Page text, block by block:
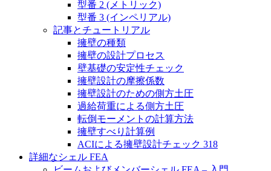
型番 2 (メトリック)
型番 3 (インペリアル)
記事とチュートリアル
擁壁の種類
擁壁の設計プロセス
壁基礎の安定性チェック
擁壁設計の摩擦係数
擁壁設計のための側方土圧
過給荷重による側方土圧
転倒モーメントの計算方法
擁壁すべり計算例
ACIによる擁壁設計チェック 318
詳細なシェル FEA